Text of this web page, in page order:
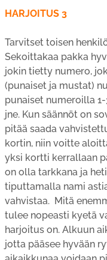
HARJOITUS 3
Tarvitset toisen
Sekoittakaa pakka
jokin tietty numero,
(punaiset ja mustat)
punaiset numeroilla
jne. Kun säännöt on
pitää saada
kortin, niin voitte
yksi kortti kerrallaan
on olla tarkkana ja
tiputtamalla nami
vahvistaa. Mitä
tulee nopeasti kyetä
harjoitus on. Alkuun
jotta pääsee hyvään